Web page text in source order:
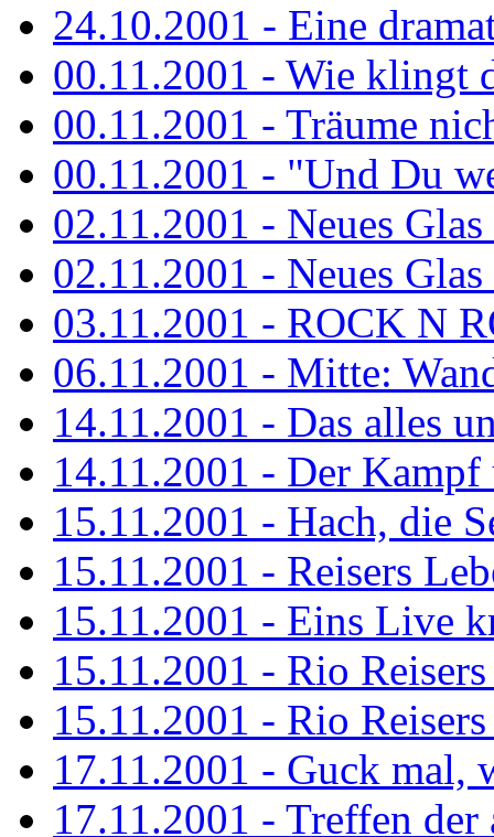
24.10.2001 - Eine
00.11.2001 - Wie klingt
00.11.2001 - Träume
00.11.2001 - "Und Du
02.11.2001 - Neues Glas
02.11.2001 - Neues Glas
03.11.2001 - ROCK N
06.11.2001 - Mitte:
14.11.2001 - Das alles
14.11.2001 - Der Kampf
15.11.2001 - Hach, die
15.11.2001 - Reisers
15.11.2001 - Eins Live
15.11.2001 - Rio
15.11.2001 - Rio
17.11.2001 - Guck mal,
17.11.2001 - Treffen